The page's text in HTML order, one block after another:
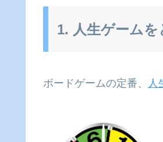
1. 人生ゲームを
ボードゲームの定番、 人